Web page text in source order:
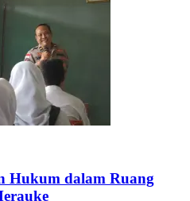
Hukum dalam Ruang